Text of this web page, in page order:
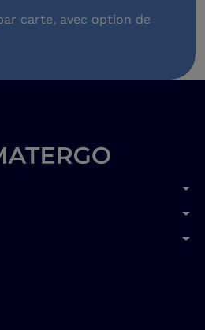
carte, avec option de
arrow_drop_down
arrow_drop_down
arrow_drop_down